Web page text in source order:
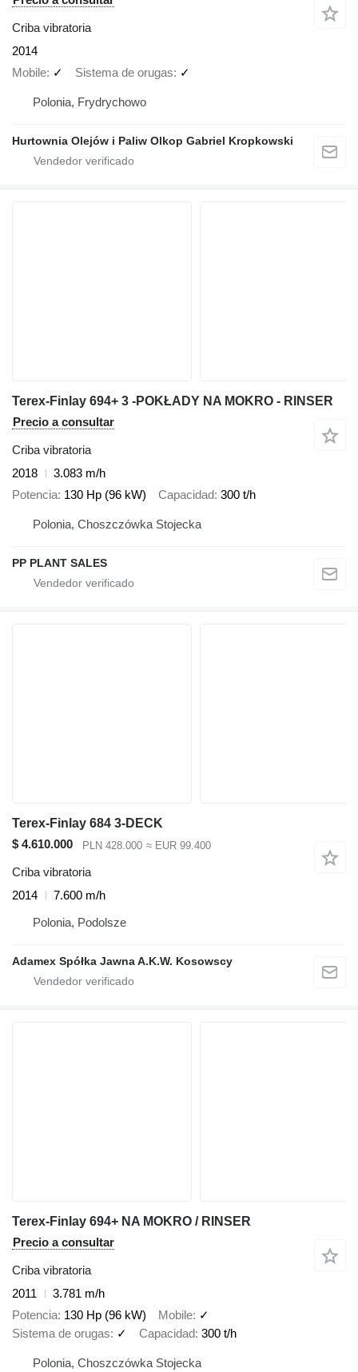
Criba vibratoria
2014
Mobile ✓ Sistema de orugas ✓
Polonia, Frydrychowo
Hurtownia Olejów i Paliw Olkop Gabriel Kropkowski
Terex-Finlay 694+ 3 -POKŁADY NA MOKRO - RINSER
Precio a consultar
Criba vibratoria
2018
3.083 m/h
Potencia 130 Hp (96 kW) Capacidad 300 t/h
Polonia, Choszczówka Stojecka
PP PLANT SALES
Terex-Finlay 684 3-DECK
$ 4.610.000
PLN 428.000 ≈ EUR 99.400
Criba vibratoria
2014
7.600 m/h
Polonia, Podolsze
Adamex Spółka Jawna A.K.W. Kosowscy
Terex-Finlay 694+ NA MOKRO / RINSER
Precio a consultar
Criba vibratoria
2011
3.781 m/h
Potencia 130 Hp (96 kW) Mobile ✓
Sistema de orugas
✓ Capacidad 300 t/h
Polonia, Choszczówka Stojecka